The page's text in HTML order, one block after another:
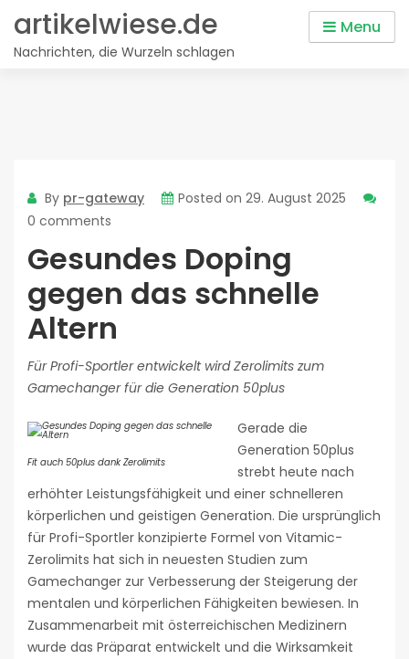
content
artikelwiese.de
Nachrichten, die Wurzeln schlagen
Menu
By pr-gateway Posted on 29. August 2025
0 comments
Gesundes Doping
gegen das schnelle
Altern
Für Profi-Sportler entwickelt wird Zerolimits zum
Gamechanger für die Generation 50plus
Fit auch 50plus dank Zerolimits
Gerade die
Generation 50plus
strebt heute nach
erhöhter Leistungsfähigkeit und einer schnelleren
körperlichen und geistigen Generation. Die ursprünglich
für Profi-Sportler konzipierte Formel von Vitamic-
Zerolimits hat sich in neuesten Studien zum
Gamechanger zur Verbesserung der Steigerung der
mentalen und körperlichen Fähigkeiten bewiesen. In
Zusammenarbeit mit österreichischen Medizinern
wurde das Präparat entwickelt und die Wirksamkeit